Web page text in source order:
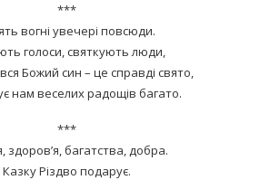
***
вогні увечері повсюди.
голоси, святкують люди,
Божий син – це справді свято,
нам веселих радощів багато.
***
здоров’я, багатства, добра.
Казку Різдво подарує.